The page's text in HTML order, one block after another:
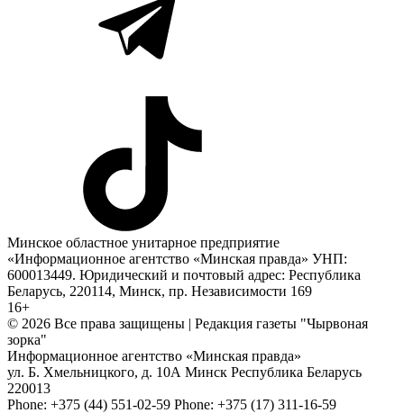
Минское областное унитарное предприятие
«Информационное агентство «Минская правда» УНП:
600013449. Юридический и почтовый адрес: Республика
Беларусь, 220114, Минск, пр. Независимости 169
16+
© 2026 Все права защищены | Редакция газеты "Чырвоная
зорка"
Информационное агентство «Минская правда»
ул. Б. Хмельницкого, д. 10А Минск Республика Беларусь
220013
Phone: +375 (44) 551-02-59 Phone: +375 (17) 311-16-59